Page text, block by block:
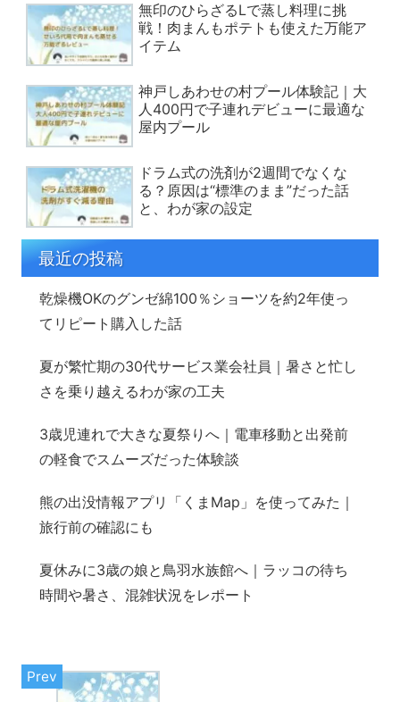
無印のひらざるLで蒸し料理に挑
戦！肉まんもポテトも使えた万能ア
イテム
神戸しあわせの村プール体験記｜大
人400円で子連れデビューに最適な
屋内プール
ドラム式の洗剤が2週間でなくな
る？原因は“標準のまま”だった話
と、わが家の設定
最近の投稿
乾燥機OKのグンゼ綿100％ショーツを約2年使っ
てリピート購入した話
夏が繁忙期の30代サービス業会社員｜暑さと忙し
さを乗り越えるわが家の工夫
3歳児連れで大きな夏祭りへ｜電車移動と出発前
の軽食でスムーズだった体験談
熊の出没情報アプリ「くまMap」を使ってみた｜
旅行前の確認にも
夏休みに3歳の娘と鳥羽水族館へ｜ラッコの待ち
時間や暑さ、混雑状況をレポート